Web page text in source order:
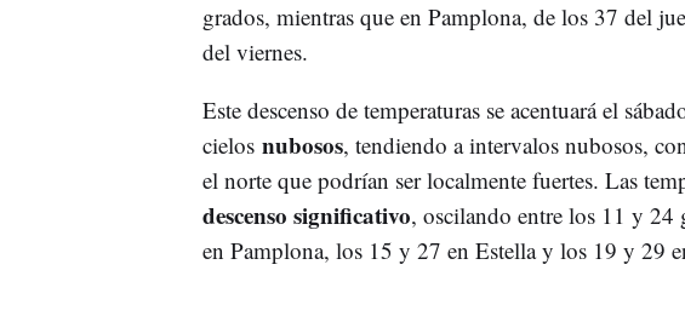
grados, mientras que en Pamplona, de los 37 del
del viernes.
Este descenso de temperaturas se acentuará el
cielos nubosos, tendiendo a intervalos nubosos,
el norte que podrían ser localmente fuertes. Las
descenso significativo, oscilando entre los 11 y
en Pamplona, los 15 y 27 en Estella y los 19 y 29